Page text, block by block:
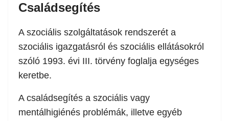
Családsegítés
A szociális szolgáltatások rendszerét a
szociális igazgatásról és szociális ellátásokról
szóló 1993. évi III. törvény foglalja egységes
keretbe.
A családsegítés a szociális vagy
mentálhigiénés problémák, illetve egyéb